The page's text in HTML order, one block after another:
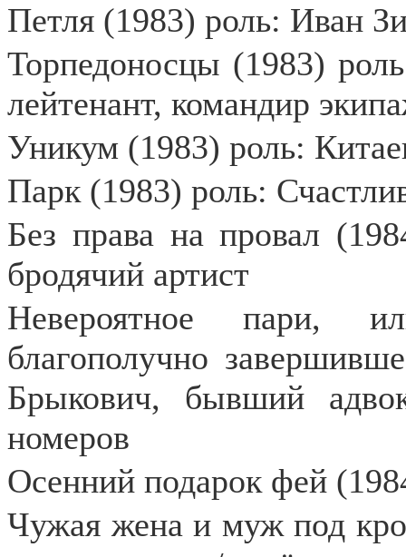
Петля (1983) роль: Иван
Торпедоносцы (1983)
лейтенант, командир
Уникум (1983) роль:
Парк (1983) роль:
Без права на провал
бродячий артист
Невероятное пари,
благополучно
Брыкович, бывший
номеров
Осенний подарок фей
Чужая жена и муж под